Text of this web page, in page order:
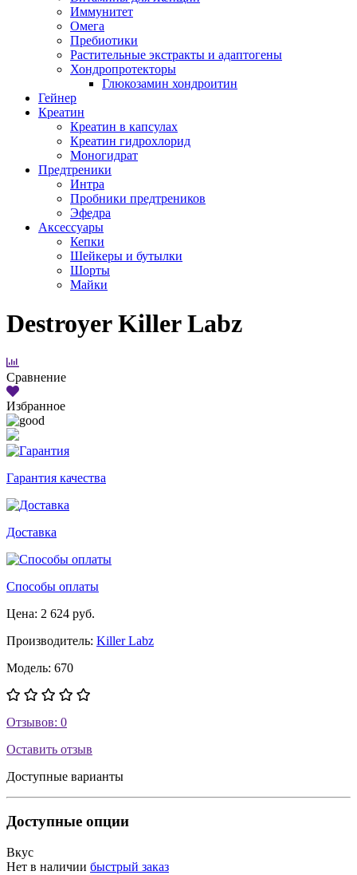
Иммунитет
Омега
Пребиотики
Растительные экстракты и адаптогены
Хондропротекторы
Глюкозамин хондроитин
Гейнер
Креатин
Креатин в капсулах
Креатин гидрохлорид
Моногидрат
Предтреники
Интра
Пробники предтреников
Эфедра
Аксессуары
Кепки
Шейкеры и бутылки
Шорты
Майки
Destroyer Killer Labz
Сравнение
Избранное
Гарантия качества
Доставка
Способы оплаты
Цена: 2 624 руб.
Производитель: Killer Labz
Модель: 670
Отзывов: 0
Оставить отзыв
Доступные варианты
Доступные опции
Вкус
Нет в наличии быстрый заказ